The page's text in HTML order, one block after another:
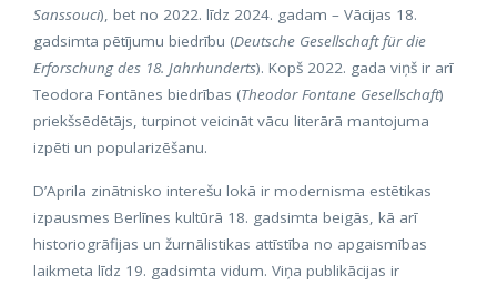
Sanssouci), bet no 2022. līdz 2024. gadam – Vācijas 18.
gadsimta pētījumu biedrību (Deutsche Gesellschaft für die
Erforschung des 18. Jahrhunderts). Kopš 2022. gada viņš ir arī
Teodora Fontānes biedrības (Theodor Fontane Gesellschaft)
priekšsēdētājs, turpinot veicināt vācu literārā mantojuma
izpēti un popularizēšanu.
D’Aprila zinātnisko interešu lokā ir modernisma estētikas
izpausmes Berlīnes kultūrā 18. gadsimta beigās, kā arī
historiogrāfijas un žurnālistikas attīstība no apgaismības
laikmeta līdz 19. gadsimta vidum. Viņa publikācijas ir